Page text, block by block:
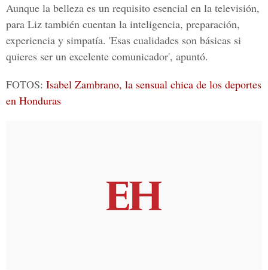
Aunque la belleza es un requisito esencial en la televisión,
para Liz también cuentan la inteligencia, preparación,
experiencia y simpatía. 'Esas cualidades son básicas si
quieres ser un excelente comunicador', apuntó.
FOTOS: Isabel Zambrano, la sensual chica de los deportes
en Honduras